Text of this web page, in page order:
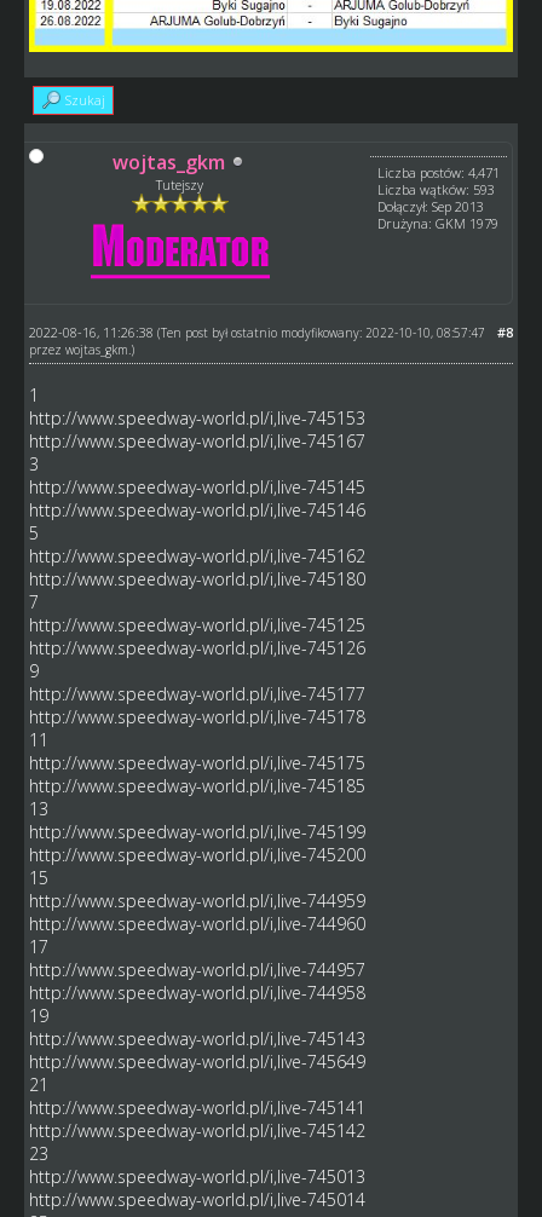
Szukaj
wojtas_gkm
Tutejszy
Liczba postów: 4,471
Liczba wątków: 593
Dołączył: Sep 2013
Drużyna: GKM 1979
#8
2022-08-16, 11:26:38 (Ten post był ostatnio modyfikowany: 2022-10-10, 08:57:47
przez wojtas_gkm .)
1
http://www.speedway-world.pl/i,live-745153
http://www.speedway-world.pl/i,live-745167
3
http://www.speedway-world.pl/i,live-745145
http://www.speedway-world.pl/i,live-745146
5
http://www.speedway-world.pl/i,live-745162
http://www.speedway-world.pl/i,live-745180
7
http://www.speedway-world.pl/i,live-745125
http://www.speedway-world.pl/i,live-745126
9
http://www.speedway-world.pl/i,live-745177
http://www.speedway-world.pl/i,live-745178
11
http://www.speedway-world.pl/i,live-745175
http://www.speedway-world.pl/i,live-745185
13
http://www.speedway-world.pl/i,live-745199
http://www.speedway-world.pl/i,live-745200
15
http://www.speedway-world.pl/i,live-744959
http://www.speedway-world.pl/i,live-744960
17
http://www.speedway-world.pl/i,live-744957
http://www.speedway-world.pl/i,live-744958
19
http://www.speedway-world.pl/i,live-745143
http://www.speedway-world.pl/i,live-745649
21
http://www.speedway-world.pl/i,live-745141
http://www.speedway-world.pl/i,live-745142
23
http://www.speedway-world.pl/i,live-745013
http://www.speedway-world.pl/i,live-745014